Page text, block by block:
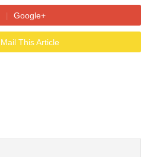
Google+
Mail This Article